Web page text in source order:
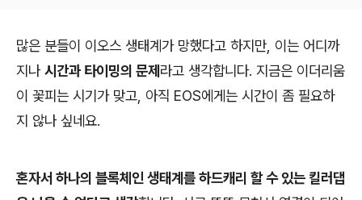
많은 분들이 이오스 생태계가 망했다고 하지만, 이는 어디까
지나 시간과 타이밍의 문제라고 생각합니다. 지금은 이더리움
이 꽃피는 시기가 맞고, 아직 EOS에게는 시간이 좀 필요하
지 않나 싶네요.
혼자서 하나의 블록체인 생태계를 하드캐리 할 수 있는 킬러댑